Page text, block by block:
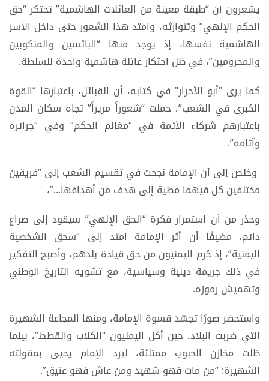
يشعرون أن “طبقة معينة من العائلات الهاشمية” تحتكر “حق
الحكم الإلهي” وتتوارثه، وامتد هذا الشعور حتى داخل الأسر
الهاشمية نفسها، إذ يوجد منها “البائسين والمنكوبين
والمحرومين”، في ظل احتكار عائلة هاشمية واحدة للسلطة.
كما يرى "أبو الأحرار" في كتابه، أن القبائل، باعتبارها “القوة
الكبرى في الشعب”، حملت “شعوراً مريراً” تجاه سكان المدن
باعتبارهم شركاء الأئمة في “مغانم الحكم” وفي “جرائره
وآثامه”.
وخلص إلى أن الإمامة نجحت في تقسيم الشعب إلى “فريقين
مختلفين كل فيهما مطية إلى هدف من أهدافها...”،
وحذر من أن استمرار فكرة “الحق الإلهي” سيقود إلى صراع
دائم، مضيفًا أن أثر الإمامة امتد إلى “سحق الشخصية
اليمنية”، إذ حُرم اليمنيون من حق قيادة بلدهم، وأصبح التفكير
في ذلك جريمة دينية وسياسية، مع تشويه التاريخ الوطني
وتهميش رموزه.
واستحضر صورًا تجسّد قسوة الإمامة، ومنها المجاعة الشهيرة
التي ضربت البلاد، حين أكل اليمنيون “الكلاب والقطط”، بينما
ظلت مخازن الحبوب ممتلئة، ليرد الإمام يحيى بمقولته
الشهيرة: “من مات فهو شهيد ومن عاش فهو عتيق”.